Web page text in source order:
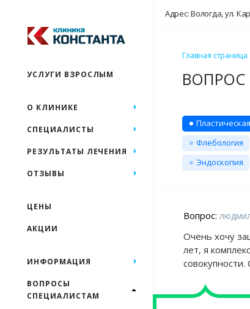
Адрес: Вологда, ул.
Главная страница
ВОПРОС
Флебология
Эндоскопия
Вопрос:
Очень хочу
лет, я
УСЛУГИ ВЗРОСЛЫМ
О КЛИНИКЕ
СПЕЦИАЛИСТЫ
РЕЗУЛЬТАТЫ ЛЕЧЕНИЯ
ОТЗЫВЫ
ЦЕНЫ
АКЦИИ
ИНФОРМАЦИЯ
ВОПРОСЫ
СПЕЦИАЛИСТАМ